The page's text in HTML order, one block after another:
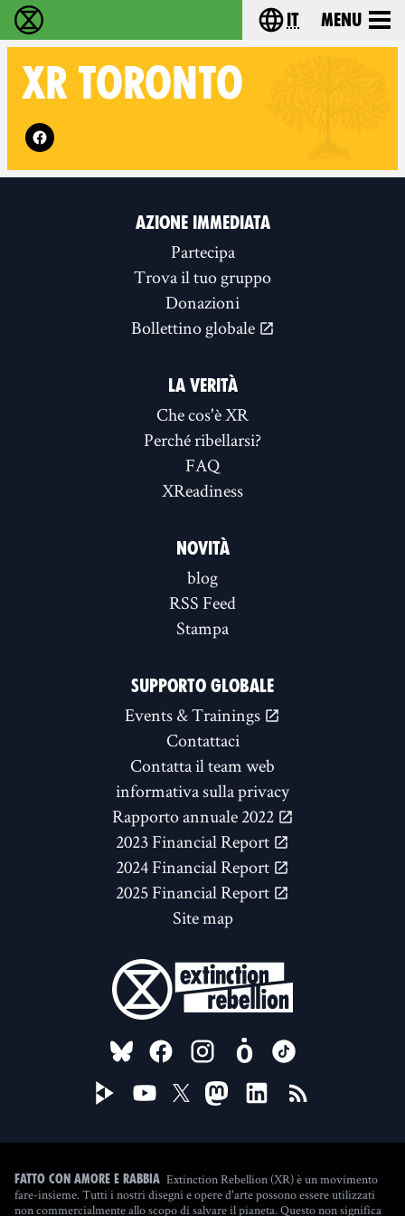
Extinction Rebellion - Home Choose your
it Menu
XR TORONTO
Follow XR Toronto on
AZIONE IMMEDIATA
Partecipa
Trova il tuo gruppo
Donazioni
Bollettino globale
LA VERITÀ
Che cos'è XR
Perché ribellarsi?
FAQ
XReadiness
NOVITÀ
blog
RSS Feed
Stampa
SUPPORTO GLOBALE
Events & Trainings
Contattaci
Contatta il team web
informativa sulla privacy
Rapporto annuale 2022
2023 Financial Report
2024 Financial Report
2025 Financial Report
Site map
FOLLOW US ON
Fatto con amore e rabbia Extinction Rebellion (XR) è un movimento
fare-insieme. Tutti i nostri disegni e opere d'arte possono essere utilizzati
non commercialmente allo scopo di salvare il pianeta. Questo non significa